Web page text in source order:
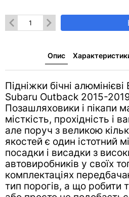
Опис
Підніжки бічні
Subaru Outback 2015-
Позашляховики і пікапи
місткість, прохідність і
але поруч з великою
якостей є один істотний
посадки і висадки з
автовиробників у своїх
комплектаціях
тип порогів, а що робити